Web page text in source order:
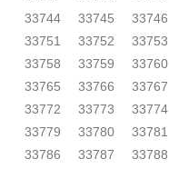
33744
33745 33746
33751
33752 33753
33758
33759 33760
33765
33766 33767
33772
33773 33774
33779
33780 33781
33786
33787 33788